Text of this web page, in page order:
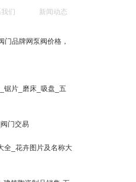
们 新闻动态
门品牌网泵阀价格，
锯片_磨床_吸盘_五
门交易
全_花卉图片及名称大